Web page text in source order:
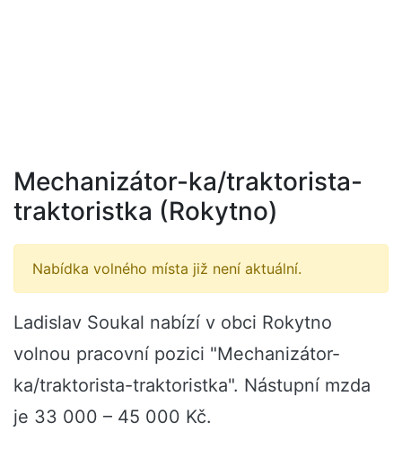
Mechanizátor-ka/traktorista-
traktoristka (Rokytno)
Nabídka volného místa již není aktuální.
Ladislav Soukal nabízí v obci Rokytno
volnou pracovní pozici "Mechanizátor-
ka/traktorista-traktoristka". Nástupní mzda
je 33 000 – 45 000 Kč.